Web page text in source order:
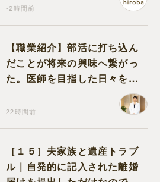
-2時間前
【職業紹介】部活に打ち込ん
だことが将来の興味へ繋がっ
た。医師を目指した日々を振
22時間前
［１５］夫家族と遺産トラブ
ル｜自発的に記入された離婚